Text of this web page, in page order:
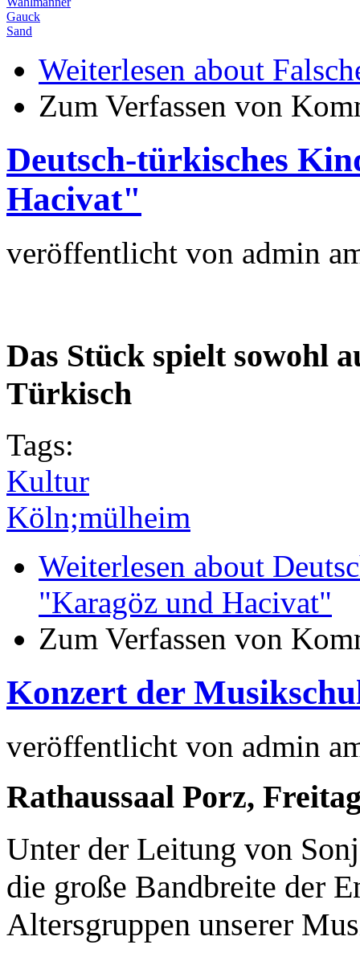
Gauck
Sand
Weiterlesen about
Zum Verfassen von
Deutsch-türkisches
Hacivat"
veröffentlicht von admin
Das Stück spielt sowohl
Türkisch
Tags:
Kultur
Köln;mülheim
Weiterlesen about
"Karagöz und Hacivat"
Zum Verfassen von
Konzert der
veröffentlicht von admin
Rathaussaal Porz,
Unter der Leitung von
die große Bandbreite der
Altersgruppen unserer